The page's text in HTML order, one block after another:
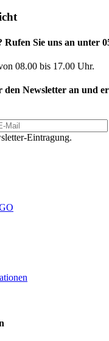
Rufen Sie uns an unter
08.00 bis 17.00 Uhr.
den Newsletter an und
Eintragung.